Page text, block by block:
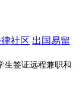
社区 出国易留
生签证远程兼职和